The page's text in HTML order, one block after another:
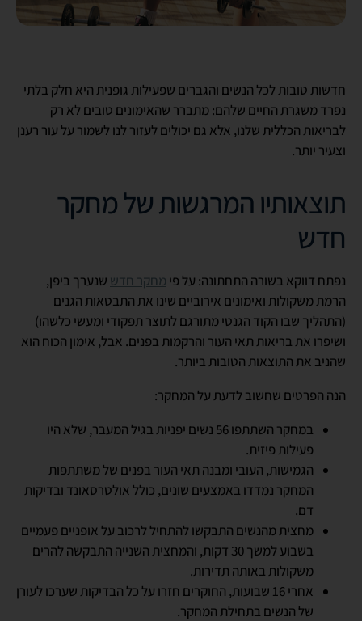
חדשות טובות לכל הנשים והגברים שפעילות גופנית היא חלק בלתי
נפרד משגרת החיים שלהם: מתברר שהאימונים טובים לא רק
לבריאות הכללית שלנו, אלא גם יכולים לעזור לנו לשמור על עור רענן
וצעיר יותר.
תוצאותיו המרגשות של מחקר
חדש
נפתח דווקא בשורה התחתונה: על פי מחקר חדש שנערך ביפן,
הרמת משקולות ואימונים אירוביים שינו את התבטאות הגנים
(התהליך שבו הקוד הגנטי מתורגם לתוצר תפקודי ומעשי כלשהו)
ושיפרו את בריאות תאי העור והרקמות בפנים. אבל, אימון הכוח הוא
שהניב את התוצאות הטובות ביותר.
הנה הפרטים שחשוב לדעת על המחקר:
במחקר השתתפו 56 נשים יפניות בגיל המעבר, שלא היו
פעילות פיזית.
הגמישות, העובי ומבנה תאי העור בפנים של משתתפות
המחקר נמדדו באמצעים שונים, כולל אולטרסאונד ובדיקות
דם.
מחצית מהנשים התבקשו להתחיל לרכוב על אופניים פעמיים
בשבוע למשך 30 דקות, והמחצית השנייה התבקשה להרים
משקולות באותה תדירות.
אחרי 16 שבועות, החוקרים חזרו על כל הבדיקות שערכו לעורן
של הנשים בתחילת המחקר.